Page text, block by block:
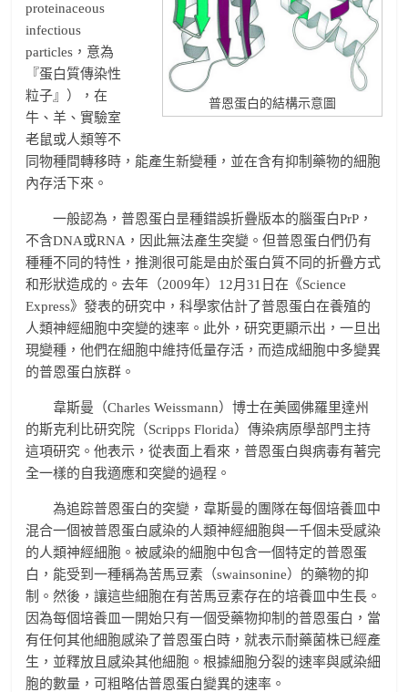
普恩蛋白的結構示意圖
proteinaceous
infectious
particles，意為
『蛋白質傳染性
粒子』），在
牛、羊、實驗室
老鼠或人類等不
同物種間轉移時，能產生新變種，並在含有抑制藥物的細胞
內存活下來。
一般認為，普恩蛋白昰種錯誤折疊版本的腦蛋白PrP，
不含DNA或RNA，因此無法產生突變。但普恩蛋白們仍有
種種不同的特性，推測很可能是由於蛋白質不同的折疊方式
和形狀造成的。去年（2009年）12月31日在《Science
Express》發表的研究中，科學家估計了普恩蛋白在養殖的
人類神經細胞中突變的速率。此外，研究更顯示出，一旦出
現變種，他們在細胞中維持低量存活，而造成細胞中多變異
的普恩蛋白族群。
韋斯曼（Charles Weissmann）博士在美國佛羅里達州
的斯克利比研究院（Scripps Florida）傳染病原學部門主持
這項研究。他表示，從表面上看來，普恩蛋白與病毒有著完
全一樣的自我適應和突變的過程。
為追踪普恩蛋白的突變，韋斯曼的團隊在每個培養皿中
混合一個被普恩蛋白感染的人類神經細胞與一千個未受感染
的人類神經細胞。被感染的細胞中包含一個特定的普恩蛋
白，能受到一種稱為苦馬豆素（swainsonine）的藥物的抑
制。然後，讓這些細胞在有苦馬豆素存在的培養皿中生長。
因為每個培養皿一開始只有一個受藥物抑制的普恩蛋白，當
有任何其他細胞感染了普恩蛋白時，就表示耐藥菌株已經產
生，並釋放且感染其他細胞。根據細胞分裂的速率與感染細
胞的數量，可粗略估普恩蛋白變異的速率。